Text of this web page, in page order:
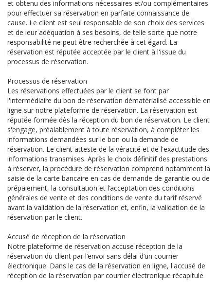
et obtenu des informations nécessaires et/ou complémentaires
pour effectuer sa réservation en parfaite connaissance de
cause. Le client est seul responsable de son choix des services
et de leur adéquation à ses besoins, de telle sorte que notre
responsabilité ne peut être recherchée à cet égard. La
réservation est réputée acceptée par le client à l'issue du
processus de réservation.
Processus de réservation
Les réservations effectuées par le client se font par
l'intermédiaire du bon de réservation dématérialisé accessible en
ligne sur notre plateforme de réservation. La réservation est
réputée formée dès la réception du bon de réservation. Le client
s'engage, préalablement à toute réservation, à compléter les
informations demandées sur le bon ou la demande de
réservation. Le client atteste de la véracité et de l'exactitude des
informations transmises. Après le choix définitif des prestations
à réserver, la procédure de réservation comprend notamment la
saisie de la carte bancaire en cas de demande de garantie ou de
prépaiement, la consultation et l’acceptation des conditions
générales de vente et des conditions de vente du tarif réservé
avant la validation de la réservation et, enfin, la validation de la
réservation par le client.
Accusé de réception de la réservation
Notre plateforme de réservation accuse réception de la
réservation du client par l’envoi sans délai d’un courrier
électronique. Dans le cas de la réservation en ligne, l'accusé de
réception de la réservation par courrier électronique récapitule